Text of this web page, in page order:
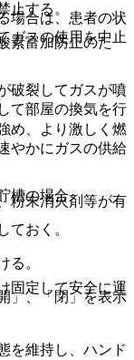
止する。
素富加防止のた
め、より激しく燃
やかにガスの供給
粉末消火剤等が有
固定して安全に運
場合は、患者の状
ガスの使用を中止
破裂してガスが噴
て部屋の換気を行
槽の場合
おく。
る。
」、「閉」を表示
を維持し、ハンド